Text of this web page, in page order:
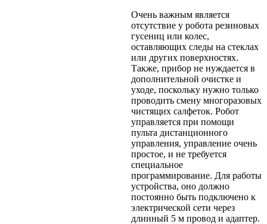
Очень важным является
отсутствие у робота резиновых
гусениц или колес,
оставляющих следы на стеклах
или других поверхностях.
Также, прибор не нуждается в
дополнительной очистке и
уходе, поскольку нужно только
проводить смену многоразовых
чистящих салфеток. Робот
управляется при помощи
пульта дистанционного
управления, управление очень
простое, и не требуется
специальное
программирование. Для работы
устройства, оно должно
постоянно быть подключено к
электрической сети через
длинный 5 м провод и адаптер.